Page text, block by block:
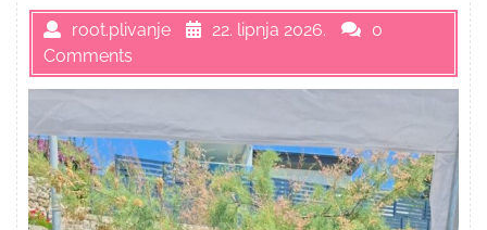
root.plivanje 22. lipnja 2026.
0
Comments